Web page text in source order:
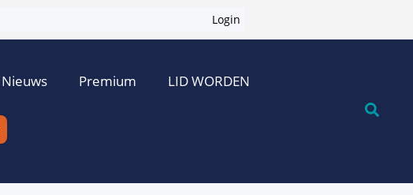
Login
Nieuws Premium LID WORDEN